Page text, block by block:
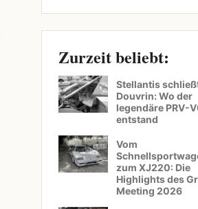
Zurzeit beliebt:
Stellantis
Douvrin: Wo der
legendäre PRV-
entstand
Vom
zum XJ220: Die
Highlights des
Meeting 2026